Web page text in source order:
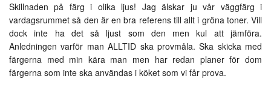
Skillnaden på färg i olika ljus! Jag älskar ju vår väggfärg i
vardagsrummet så den är en bra referens till allt i gröna toner. Vill
dock inte ha det så ljust som den men kul att jämföra.
Anledningen varför man ALLTID ska provmåla. Ska skicka med
färgerna med min kära man men har redan planer för dom
färgerna som inte ska användas i köket som vi får prova.